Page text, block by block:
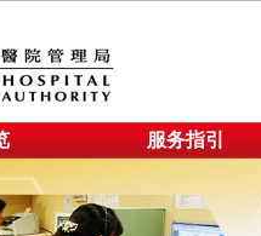
服务指引